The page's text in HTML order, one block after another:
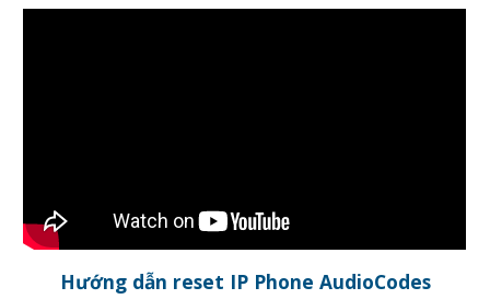
Hướng dẫn reset IP Phone AudioCodes